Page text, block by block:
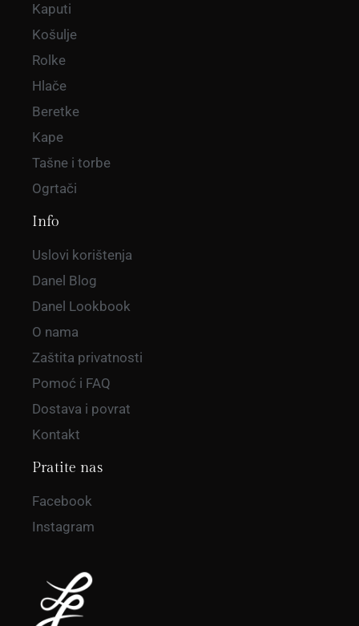
Kaputi
Košulje
Rolke
Hlače
Beretke
Kape
Tašne i torbe
Ogrtači
Info
Uslovi korištenja
Danel Blog
Danel Lookbook
O nama
Zaštita privatnosti
Pomoć i FAQ
Dostava i povrat
Kontakt
Pratite nas
Facebook
Instagram